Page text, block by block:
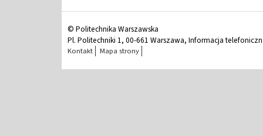
© Politechnika Warszawska
Pl. Politechniki 1, 00-661 Warszawa, Informacja
Kontakt Mapa strony